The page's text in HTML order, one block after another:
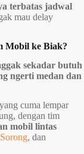
terbatas jadwal
mau delay
Mobil ke Biak?
sekadar butuh
ngerti medan dan
cuma lempar
dengan tim
mobil lintas
Sorong, dan